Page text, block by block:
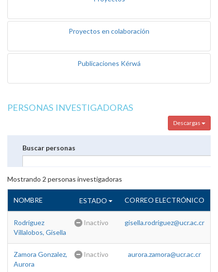
Proyectos en colaboración
Publicaciones Kérwá
PERSONAS INVESTIGADORAS
Descargas
Buscar personas
Mostrando 2 personas investigadoras
NOMBRE ESTADO CORREO ELECTRÓNICO
Rodriguez
Villalobos, Gisella
Inactivo gisella.rodriguez@ucr.ac.cr
Zamora Gonzalez,
Aurora
Inactivo aurora.zamora@ucr.ac.cr